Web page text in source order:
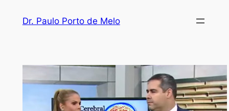
Dr. Paulo Porto de Melo